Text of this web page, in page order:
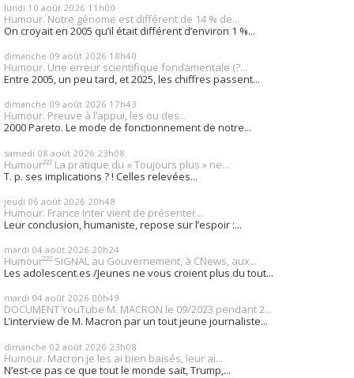
lundi 10 août 2026 11h00
Humour. Notre génome est différent de 14 % de...
On croyait en 2005 qu’il était différent d’environ 1 %...
dimanche 09 août 2026 18h40
Humour. Une erreur scientifique fondamentale (?...
Entre 2005, un peu tard, et 2025, les chiffres passent...
dimanche 09 août 2026 17h43
Humour. Preuve à l’appui, les ou des...
2000 Pareto. Le mode de fonctionnement de notre...
samedi 08 août 2026 23h08
Humour²²² La pratique du « Toujours plus » ne...
T. p. ses implications ? ! Celles relevées...
jeudi 06 août 2026 20h48
Humour. France Inter vient de présenter...
Leur conclusion, humaniste, repose sur l’espoir :...
mardi 04 août 2026 20h24
Humour²²² SIGNAL au Gouvernement, à CNews, aux...
Les adolescent.es /Jeunes ne vous croient plus du tout...
mardi 04 août 2026 00h49
DOCUMENT YouTube M. MACRON le 09/2023 pendant 2...
L’interview de M. Macron par un tout jeune journaliste...
dimanche 02 août 2026 23h08
Humour. Macron je les ai bien baisés, leur ai...
N’est-ce pas ce que tout le monde sait, Trump,...